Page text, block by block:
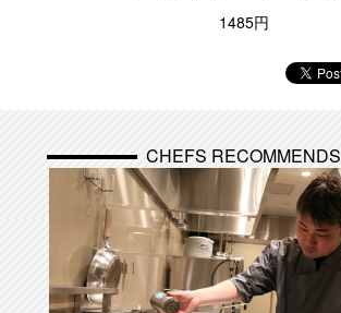
1485円
CHEFS RECOMMENDS